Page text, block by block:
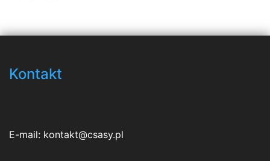
Kontakt
E-mail: kontakt@csasy.pl